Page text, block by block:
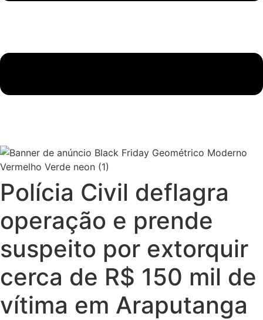
Polícia Civil deflagra
operação e prende
suspeito por extorquir
cerca de R$ 150 mil de
vítima em Araputanga